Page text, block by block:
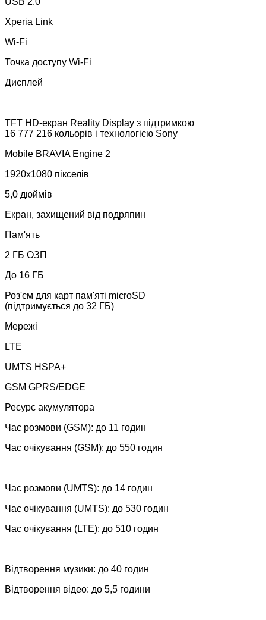
Xperia Link
Wi-Fi
Точка доступу Wi-Fi
Дисплей
TFT HD-екран Reality Display з підтримкою
16 777 216 кольорів і технологією Sony
Mobile BRAVIA Engine 2
1920x1080 пікселів
5,0 дюймів
Екран, захищений від подряпин
Пам'ять
2 ГБ ОЗП
До 16 ГБ
Роз'єм для карт пам'яті microSD
(підтримується до 32 ГБ)
Мережі
LTE
UMTS HSPA+
GSM GPRS/EDGE
Ресурс акумулятора
Час розмови (GSM): до 11 годин
Час очікування (GSM): до 550 годин
Час розмови (UMTS): до 14 годин
Час очікування (UMTS): до 530 годин
Час очікування (LTE): до 510 годин
Відтворення музики: до 40 годин
Відтворення відео: до 5,5 години